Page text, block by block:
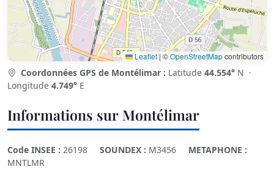
Leaflet|©OpenStreetMapcontributors
Coordonnées GPS de Montélimar : Latitude 44.554° N ·
Longitude 4.749° E
Informations sur Montélimar
Code INSEE : 26198 SOUNDEX : M3456
METAPHONE :
MNTLMR